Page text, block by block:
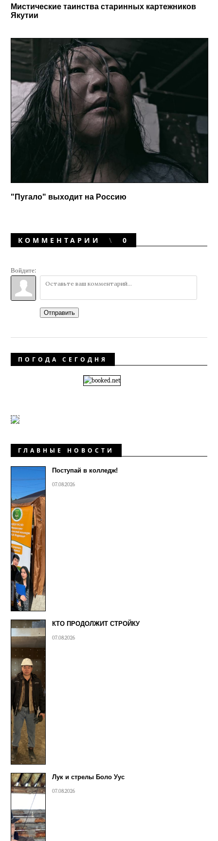
Мистические таинства старинных картежников
Якутии
"Пугало" выходит на Россию
КОММЕНТАРИИ 0
Войдите:
Отправить
ПОГОДА СЕГОДНЯ
ГЛАВНЫЕ НОВОСТИ
Поступай в колледж!
07.08.2026
КТО ПРОДОЛЖИТ СТРОЙКУ
07.08.2026
Лук и стрелы Боло Уус
07.08.2026